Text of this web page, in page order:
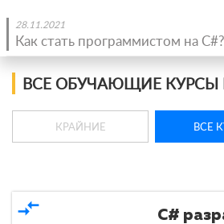
ВСЕ ОБУЧАЮЩИЕ КУРСЫ
КРАЙНИЕ ВСЕ
compare_arrows C#
28.11.2021
Как стать программистом на C#?